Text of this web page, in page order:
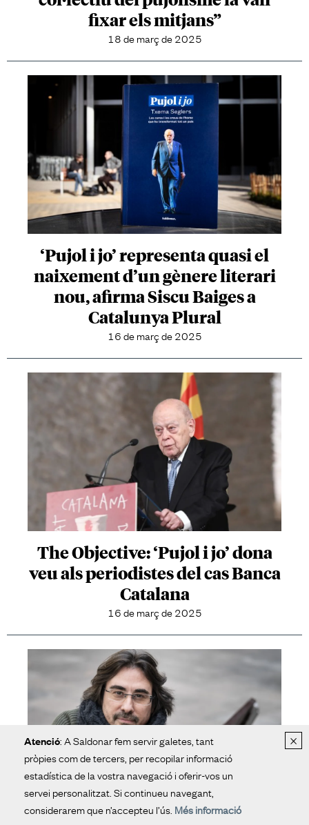
fixar els mitjans”
18 de març de 2025
‘Pujol i jo’ representa quasi el
naixement d’un gènere literari
nou, afirma Siscu Baiges a
Catalunya Plural
16 de març de 2025
The Objective: ‘Pujol i jo’ dona
veu als periodistes del cas Banca
Catalana
16 de març de 2025
×
Atenció: A Saldonar fem servir galetes, tant
pròpies com de tercers, per recopilar informació
estadística de la vostra navegació i oferir-vos un
servei personalitzat. Si continueu navegant,
considerarem que n’accepteu l’ús. Més informació